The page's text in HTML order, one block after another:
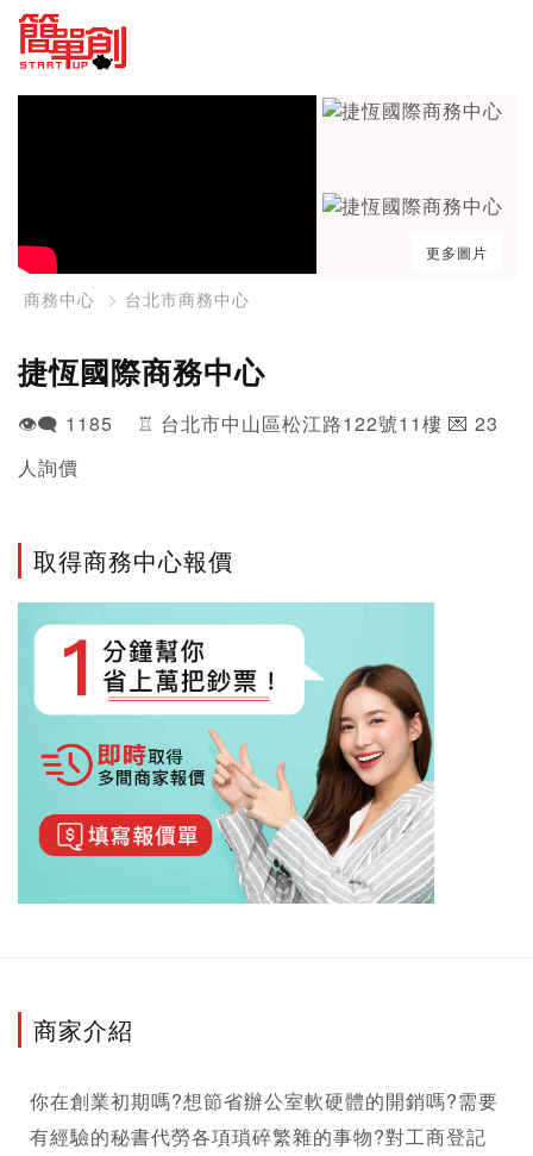
更多圖片
商務中心 台北市商務中心
捷恆國際商務中心
👁️‍🗨️ 1185 ♖ 台北市中山區松江路122號11樓 💌 23
人詢價
取得商務中心報價
商家介紹
你在創業初期嗎?想節省辦公室軟硬體的開銷嗎?需要
有經驗的秘書代勞各項瑣碎繁雜的事物?對工商登記